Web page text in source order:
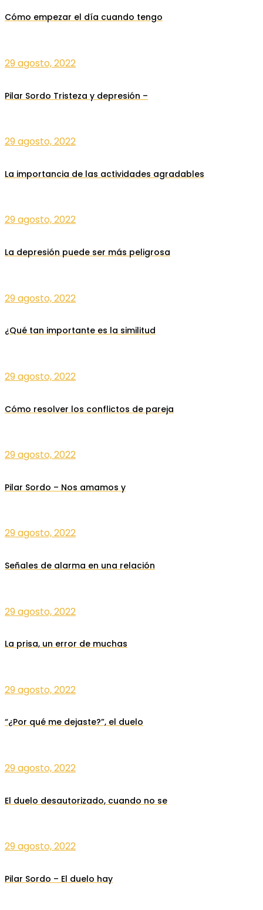
Cómo empezar el día cuando tengo
29 agosto, 2022
Pilar Sordo Tristeza y depresión –
29 agosto, 2022
La importancia de las actividades agradables
29 agosto, 2022
La depresión puede ser más peligrosa
29 agosto, 2022
¿Qué tan importante es la similitud
29 agosto, 2022
Cómo resolver los conflictos de pareja
29 agosto, 2022
Pilar Sordo – Nos amamos y
29 agosto, 2022
Señales de alarma en una relación
29 agosto, 2022
La prisa, un error de muchas
29 agosto, 2022
“¿Por qué me dejaste?”, el duelo
29 agosto, 2022
El duelo desautorizado, cuando no se
29 agosto, 2022
Pilar Sordo – El duelo hay